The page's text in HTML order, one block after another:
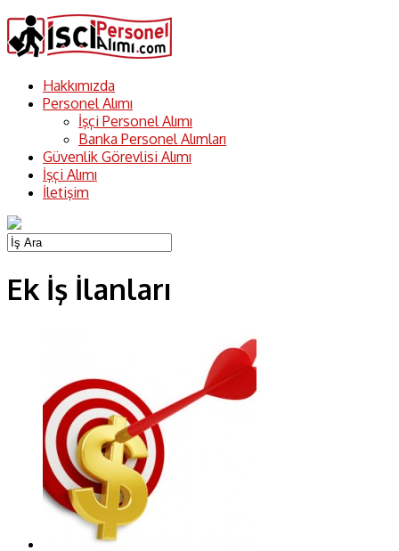
Hakkımızda
Personel Alımı
İşçi Personel Alımı
Banka Personel Alımları
Güvenlik Görevlisi Alımı
İşçi Alımı
İletişim
Ek İş İlanları